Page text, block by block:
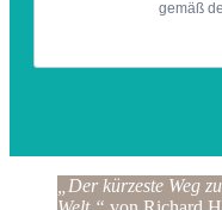
„Der kürzeste Weg